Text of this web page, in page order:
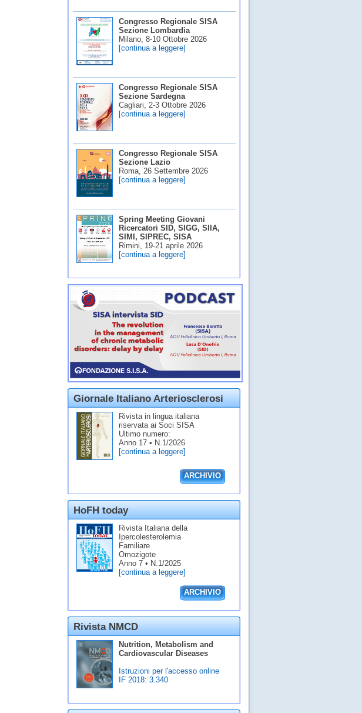
Congresso Regionale SISA
Sezione Lombardia
Milano, 8-10 Ottobre 2026
[continua a leggere]
Congresso Regionale SISA
Sezione Sardegna
Cagliari, 2-3 Ottobre 2026
[continua a leggere]
Congresso Regionale SISA
Sezione Lazio
Roma, 26 Settembre 2026
[continua a leggere]
Spring Meeting Giovani
Ricercatori SID, SIGG, SIIA,
SIMI, SIPREC, SISA
Rimini, 19-21 aprile 2026
[continua a leggere]
Giornale Italiano Arteriosclerosi
Rivista in lingua italiana
riservata ai Soci SISA
Ultimo numero:
Anno 17 • N.1/2026
[continua a leggere]
ARCHIVIO
HoFH today
Rivista Italiana della
Ipercolesterolemia
Familiare
Omozigote
Anno 7 • N.1/2025
[continua a leggere]
ARCHIVIO
Rivista NMCD
Nutrition, Metabolism and
Cardiovascular Diseases
Istruzioni per l'accesso online
IF 2018: 3.340